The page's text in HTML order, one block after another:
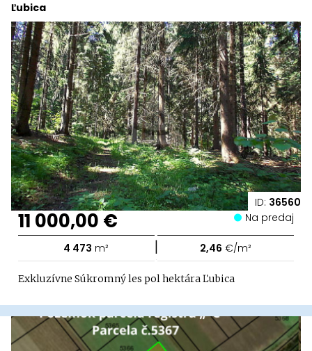
ID: 36560
Ľubica
11 000,00 € Na predaj
4 473 m² | 2,46 €/m²
Exkluzívne Súkromný les pol hektára Ľubica